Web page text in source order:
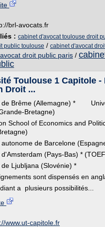
brl-avocats.fr
: cabinet d'avocat toulouse droit
public toulouse / cabinet d'avocat
droit public paris /
Toulouse 1 Capitole -
Droit ...
de Brême (Allemagne) *
Bretagne)
School of Economics and
autonome de Barcelone
(Pays-Bas) *
Ljubljana (Slovénie) *
sont dispensés en
a plusieurs possibilités...
www.ut-capitole.fr